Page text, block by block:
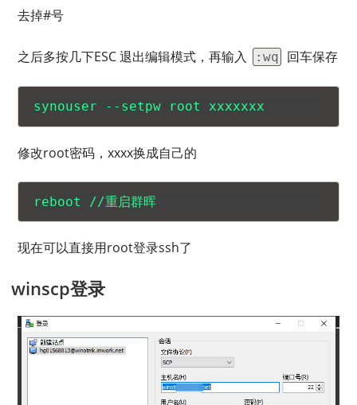
去掉#号
之后多按几下ESC 退出编辑模式，再输入 :wq 回车保存
修改root密码，xxxx换成自己的
现在可以直接用root登录ssh了
winscp登录